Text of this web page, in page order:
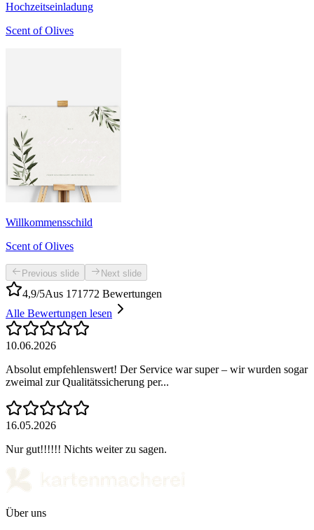
Hochzeitseinladung
Scent of Olives
Willkommensschild
Scent of Olives
Previous slide Next slide
4,9/5Aus 171772 Bewertungen
Alle Bewertungen lesen
10.06.2026
Absolut empfehlenswert! Der Service war super – wir wurden sogar
zweimal zur Qualitätssicherung per...
16.05.2026
Nur gut!!!!!! Nichts weiter zu sagen.
Über uns